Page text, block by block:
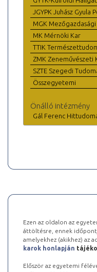
JGYPK Juhász Gyula
MGK
MK Mérnöki Kar
TTIK
ZMK Zeneművészeti
SZTE Szegedi
Összegyetemi
Önálló intézmény
Gál Ferenc
Ezen az oldalon az
áttöltésre, ennek
amelyekhez (akikhez) az
karok honlapján
Először az egyetemi